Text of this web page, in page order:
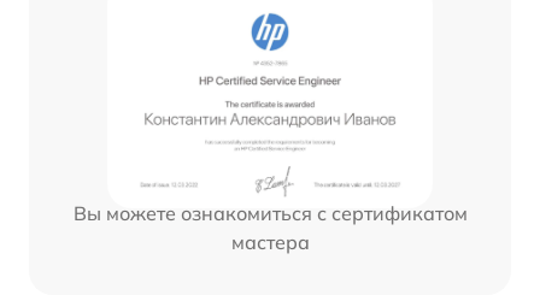
Вы можете ознакомиться с сертификатом
мастера